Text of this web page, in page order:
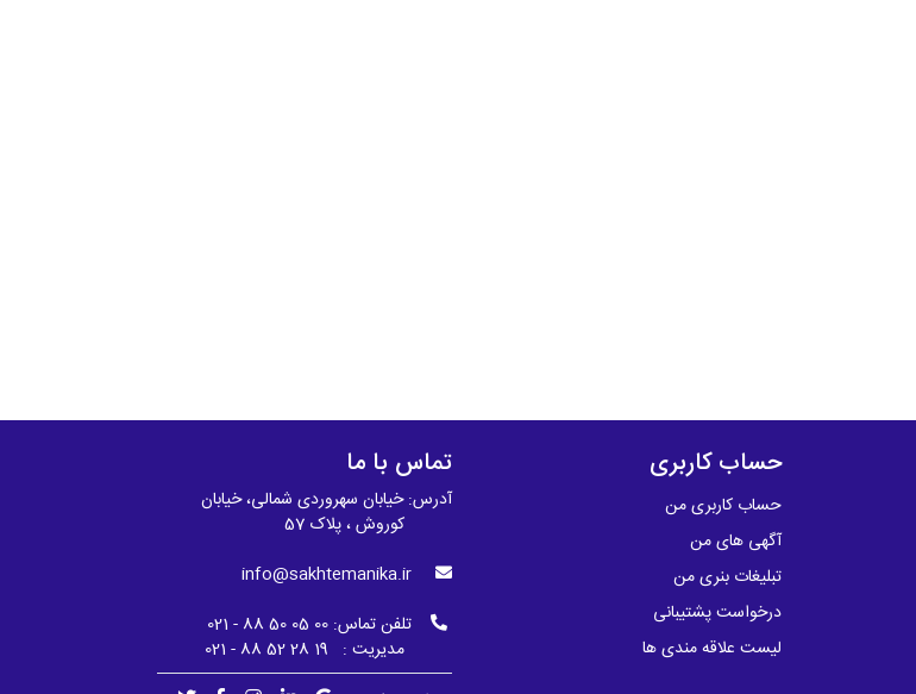
حساب کاربری
حساب کاربری من
آگهی های من
تبلیغات بنری من
درخواست پشتیبانی
لیست علاقه مندی ها
تماس با ما
آدرس: خیابان سهروردی شمالی، خیابان
کوروش ، پلاک 57
info@sakhtemanika.ir
تلفن تماس:00 05 50 88 - 021
مدیریت : 19 28 52 88 - 021